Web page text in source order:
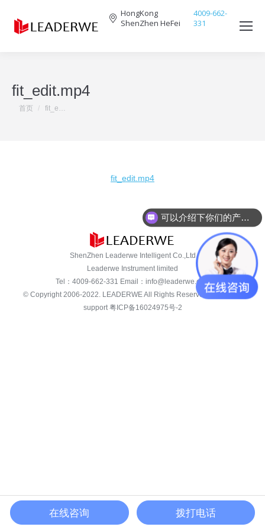
HongKong
ShenZhen HeFei
4009-662-
331
fit_edit.mp4
您在这里：
首页 fit_e…
fit_edit.mp4
ShenZhen Leaderwe Intelligent Co.,Ltd
Leaderwe Instrument limited
Tel： 4009-662-331 Email： info@leaderwe.com
© Copyright 2006-2022. LEADERWEAll Rights Reserved. white star
support粤ICP备16024975号-2
可以介绍下你们的产品么？
在线咨询 拨打电话